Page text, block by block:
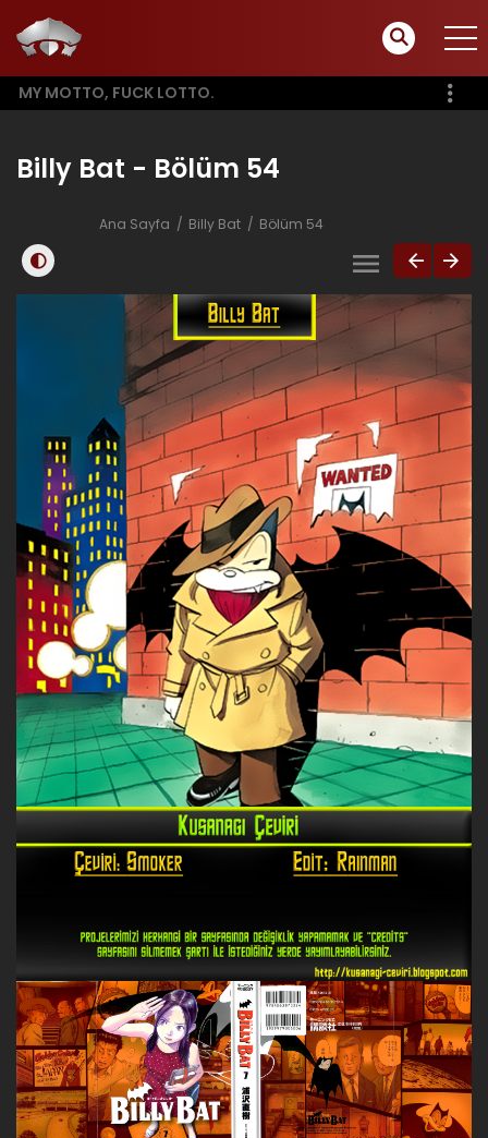
MY MOTTO, FUCK LOTTO.
Billy Bat - Bölüm 54
Ana Sayfa Billy Bat Bölüm 54